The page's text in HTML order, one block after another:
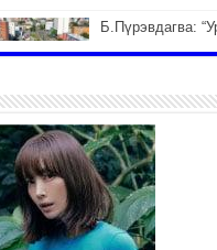
Б.Пүрэвдагва:
оны 7 сар 21 / 16 цаг 47 минут
Тусгай замын
төслийн удирдах
ээлжит
2026 оны 7 сар 21
Ерөнхий сайд